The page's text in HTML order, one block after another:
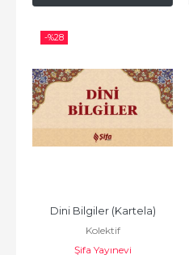
-%28
Dini Bilgiler (Kartela)
Kolektif
Şifa Yayınevi